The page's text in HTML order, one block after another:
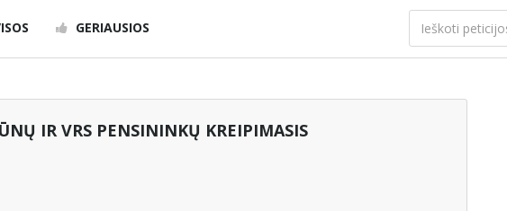
GERIAUSIOS
IR VRS PENSININKŲ KREIPIMASIS